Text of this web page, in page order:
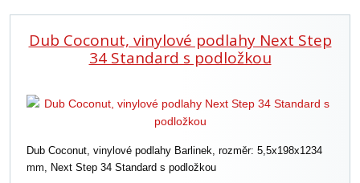
Dub Coconut, vinylové podlahy Next Step
34 Standard s podložkou
Dub Coconut, vinylové podlahy Barlinek, rozměr: 5,5x198x1234
mm, Next Step 34 Standard s podložkou